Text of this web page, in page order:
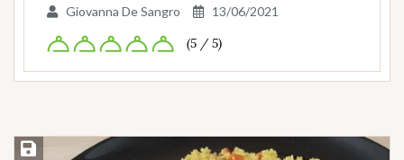
Giovanna De Sangro 13/06/2021
(5 / 5)
Salva ricetta